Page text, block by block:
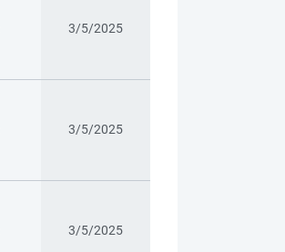
3/5/2025
3/5/2025
3/5/2025